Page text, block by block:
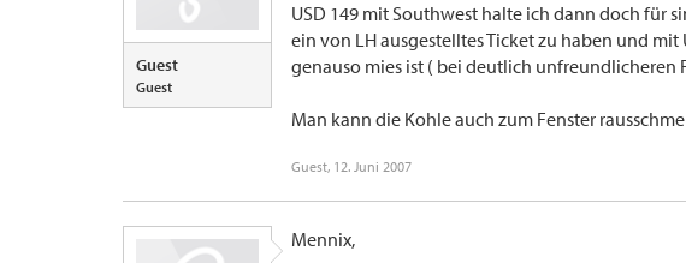
Guest
Guest
USD 149 mit Southwest halte ich dann doch für
ein von LH ausgestelltes Ticket zu haben und
genauso mies ist ( bei deutlich unfreundlicheren
Man kann die Kohle auch zum Fenster
Guest, 12. Juni 2007
Mennix,